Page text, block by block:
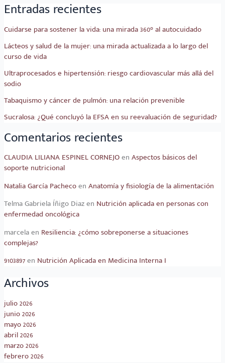
Entradas recientes
Cuidarse para sostener la vida: una mirada 360° al autocuidado
Lácteos y salud de la mujer: una mirada actualizada a lo largo del
curso de vida
Ultraprocesados e hipertensión: riesgo cardiovascular más allá del
sodio
Tabaquismo y cáncer de pulmón: una relación prevenible
Sucralosa: ¿Qué concluyó la EFSA en su reevaluación de seguridad?
Comentarios recientes
CLAUDIA LILIANA ESPINEL CORNEJOen Aspectos básicos del
soporte nutricional
Natalia García Pachecoen Anatomía y fisiología de la alimentación
Telma Gabriela Íñigo Diazen Nutrición aplicada en personas con
enfermedad oncológica
marcelaen Resiliencia: ¿cómo sobreponerse a situaciones
complejas?
9103897en Nutrición Aplicada en Medicina Interna I
Archivos
julio 2026
junio 2026
mayo 2026
abril 2026
marzo 2026
febrero 2026